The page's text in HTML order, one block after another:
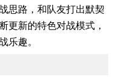
思路，和队友打出默契
更新的特色对战模式，
乐趣。